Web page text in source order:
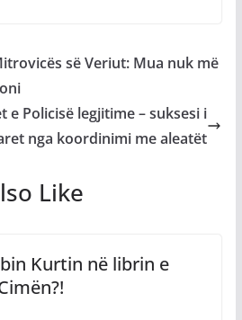
së Veriut: Mua nuk më
e Policisë legjitime – suksesi i
nga koordinimi me aleatët
Like
Kurtin në librin e